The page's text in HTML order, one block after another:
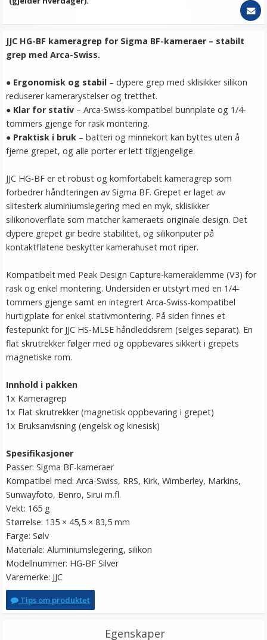
JJC HG-BF kameragrep for Sigma BF-kameraer – stabilt
grep med Arca-Swiss.
● Ergonomisk og stabil – dypere grep med sklisikker silikon
reduserer kamerarystelser og tretthet.
● Klar for stativ – Arca-Swiss-kompatibel bunnplate og 1/4-
tommers gjenge for rask montering.
● Praktisk i bruk – batteri og minnekort kan byttes uten å
fjerne grepet, og alle porter er lett tilgjengelige.
JJC HG-BF er et robust og komfortabelt kameragrep som
forbedrer håndteringen av Sigma BF. Grepet er laget av
slitesterk aluminiumslegering med en myk, sklisikker
silikonoverflate som matcher kameraets originale design. Det
dypere grepet gir bedre stabilitet, og silikonputer på
kontaktflatene beskytter kamerahuset mot riper.
Kompatibelt med Peak Design Capture-kameraklemme (V3) for
rask og enkel montering. Undersiden er utstyrt med en 1/4-
tommers gjenge samt en integrert Arca-Swiss-kompatibel
hurtigplate for enkel stativmontering. På siden finnes et
festepunkt for JJC HS-MLSE håndleddsrem (selges separat). En
flat skrutrekker følger med og oppbevares sikkert i grepets
magnetiske rom.
Innhold i pakken
1x Kameragrep
1x Flat skrutrekker (magnetisk oppbevaring i grepet)
1x Bruksanvisning (engelsk og kinesisk)
Spesifikasjoner
Passer: Sigma BF-kameraer
Kompatibel med: Arca-Swiss, RRS, Kirk, Wimberley, Markins,
Sunwayfoto, Benro, Sirui m.fl.
Vekt: 165 g
Størrelse: 135 × 45,5 × 83,5 mm
Farge: Sølv
Materiale: Aluminiumslegering, silikon
Modellnummer: HG-BF Silver
Varemerke: JJC
Tips om produktet
Egenskaper